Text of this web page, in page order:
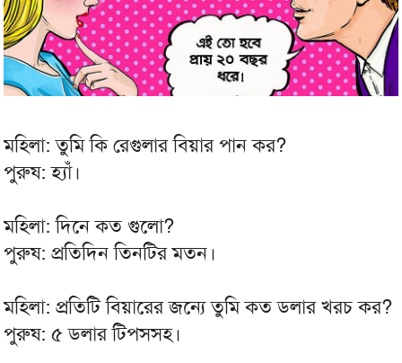
মহিলা: তুমি কি রেগুলার বিয়ার পান কর?
পুরুষ: হ্যাঁ।
মহিলা: দিনে কত গুলো?
পুরুষ: প্রতিদিন তিনটির মতন।
মহিলা: প্রতিটি বিয়ারের জন্যে তুমি কত ডলার খরচ কর?
পুরুষ: ৫ ডলার টিপসসহ।